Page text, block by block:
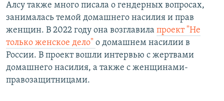
Алсу также много писала о гендерных вопросах,
занималась темой домашнего насилия и прав
женщин. В 2022 году она возглавила проект "Не
только женское дело" о домашнем насилии в
России. В проект вошли интервью с жертвами
домашнего насилия, а также с женщинами-
правозащитницами.